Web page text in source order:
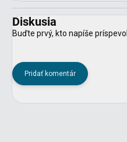
Diskusia
Buďte prvý, kto napíše
Pridať komentár